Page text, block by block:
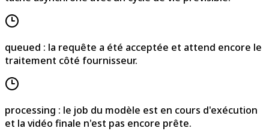
queued : la requête a été acceptée et attend encore le
traitement côté fournisseur.
processing : le job du modèle est en cours d'exécution
et la vidéo finale n'est pas encore prête.